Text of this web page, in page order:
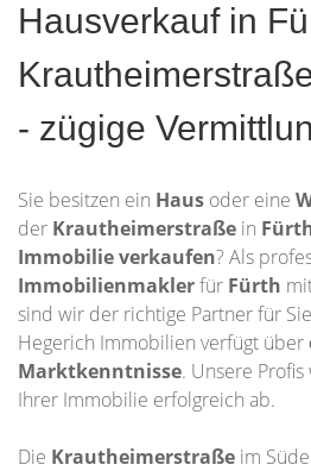
Hausverkauf in
- zügige
Sie besitzen ein Haus oder eine
der Krautheimerstraße in
Immobilieverkaufen? Als
Immobilienmaklerfür Fürth
sind wir der richtige Partner für
Hegerich Immobilien verfügt über
Marktkenntnisse. Unsere
Ihrer Immobilie erfolgreich ab.
Die Krautheimerstraße im